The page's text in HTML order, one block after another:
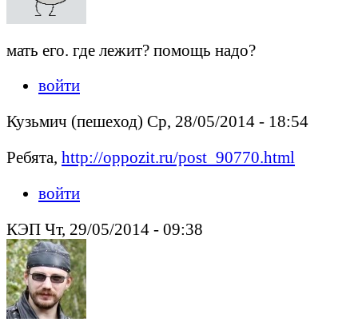
мать его. где лежит? помощь надо?
войти
Кузьмич (пешеход) Ср, 28/05/2014 - 18:54
Ребята, http://oppozit.ru/post_90770.html
войти
КЭП Чт, 29/05/2014 - 09:38